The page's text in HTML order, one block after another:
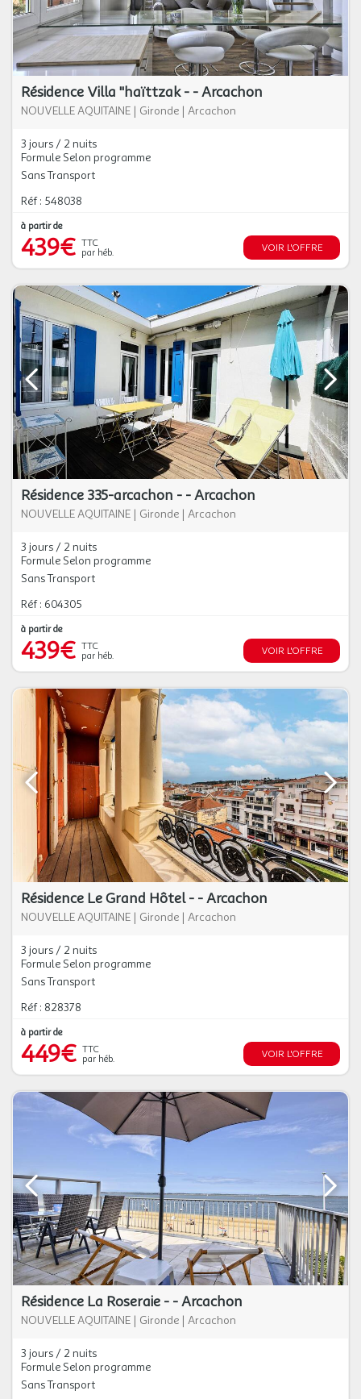
Résidence Villa "haïttzak - - Arcachon
NOUVELLE AQUITAINE | Gironde | Arcachon
3 jours / 2 nuits
Formule Selon programme
Sans Transport
Réf : 548038
à partir de
439€ TTC
par héb.
VOIR L'OFFRE
Résidence 335-arcachon - - Arcachon
NOUVELLE AQUITAINE | Gironde | Arcachon
3 jours / 2 nuits
Formule Selon programme
Sans Transport
Réf : 604305
à partir de
439€ TTC
par héb.
VOIR L'OFFRE
Résidence Le Grand Hôtel - - Arcachon
NOUVELLE AQUITAINE | Gironde | Arcachon
3 jours / 2 nuits
Formule Selon programme
Sans Transport
Réf : 828378
à partir de
449€ TTC
par héb.
VOIR L'OFFRE
Résidence La Roseraie - - Arcachon
NOUVELLE AQUITAINE | Gironde | Arcachon
3 jours / 2 nuits
Formule Selon programme
Sans Transport